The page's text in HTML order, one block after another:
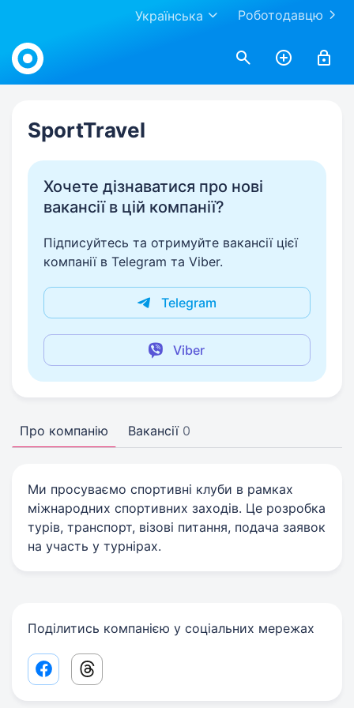
Роботодавцю
Українська
Work.ua
SportTravel
Хочете дізнаватися про нові
вакансії в цій компанії?
Підписуйтесь та отримуйте вакансії цієї
компанії в Telegram та Viber.
Telegram
Viber
Про компанію Вакансії 0
Ми просуваємо спортивні клуби в рамках
міжнародних спортивних заходів. Це розробка
турів, транспорт, візові питання, подача заявок
на участь у турнірах.
Поділитись компанією у соціальних мережах
Facebook share link
Threads share link